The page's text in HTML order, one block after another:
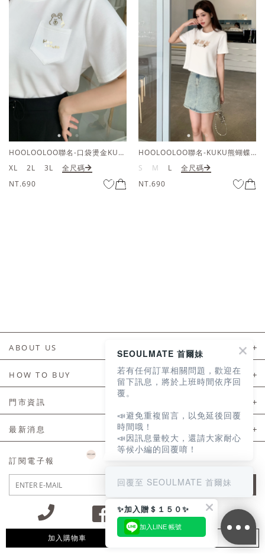
HOOLOOLOO聯名-口袋燙金KUKU熊短袖上衣
XL
2L 3L
全尺碼
NT.690
HOOLOOLOO聯名-KUKU熊蝴蝶結短袖上衣
S
M L
全尺碼
NT.690
加入購物車 追蹤清單
ABOUT US
HOW TO BUY
如何購買
會員常見問題
訂單常見問題
商品售後服務
電子發票
國外會員服務
門市資訊
門市資訊
最新消息
LINE官方會員活動
訂閱電子報
JOIN
09:30~12:00 13:00~18:30 / Mon - Fri(例假日除外)
SEOULMATE 首爾妹
若有任何訂單相關問題，歡迎在
留下訊息，將於上班時間依序回
覆。
📣避免重複留言，以免延後回覆
時間哦！
📣因訊息量較大，還請大家耐心
等候小編的回覆唷！
回覆至 SEOULMATE 首爾妹
✨加入贈＄１５０✨
加入LINE 帳號